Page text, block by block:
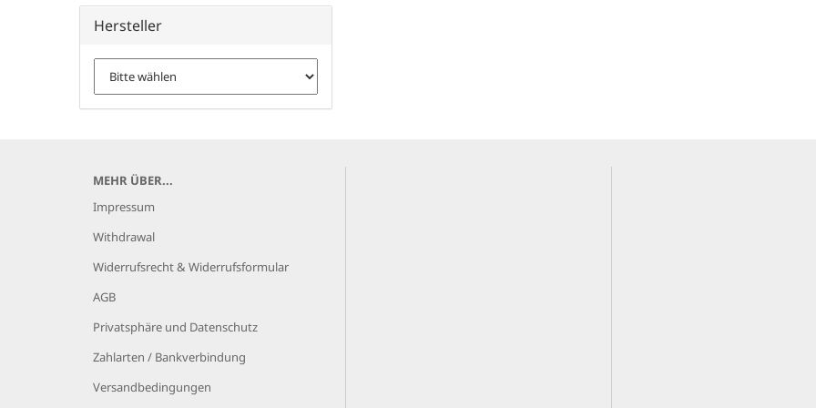
Hersteller
MEHR ÜBER...
Impressum
Withdrawal
Widerrufsrecht & Widerrufsformular
AGB
Privatsphäre und Datenschutz
Zahlarten / Bankverbindung
Versandbedingungen